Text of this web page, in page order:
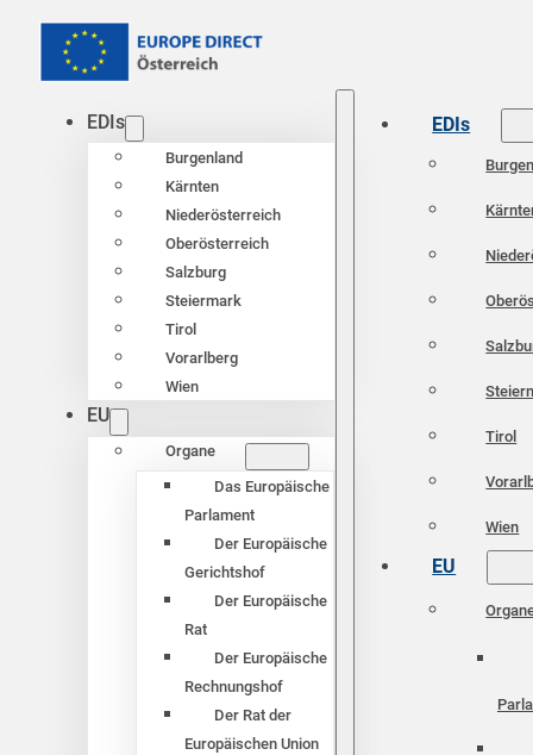
EDIs
Burgenland
Kärnten
Niederösterreich
Oberösterreich
Salzburg
Steiermark
Tirol
Vorarlberg
Wien
EU
Organe
Das Europäische
Parlament
Der Europäische
Gerichtshof
Der Europäische
Rat
Der Europäische
Rechnungshof
Der Rat der
Europäischen Union
EDIs
Tirol
Wien
EU